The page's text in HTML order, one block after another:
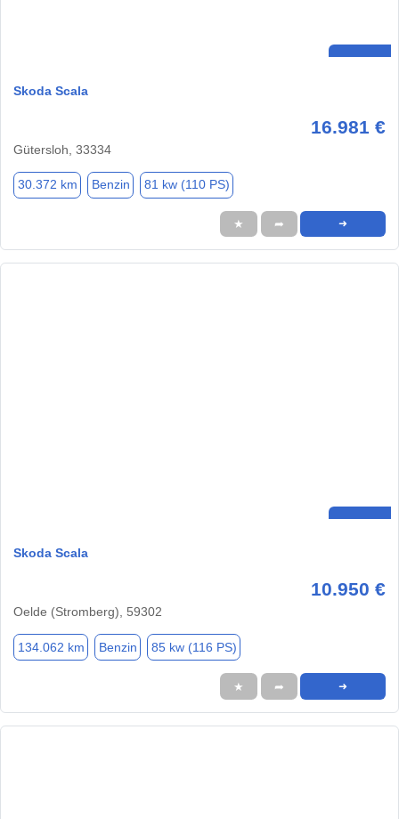
Skoda Scala
16.981 €
Gütersloh, 33334
30.372 km Benzin 81 kw (110 PS)
★ ➦ ➜
Skoda Scala
10.950 €
Oelde (Stromberg), 59302
134.062 km Benzin 85 kw (116 PS)
★ ➦ ➜